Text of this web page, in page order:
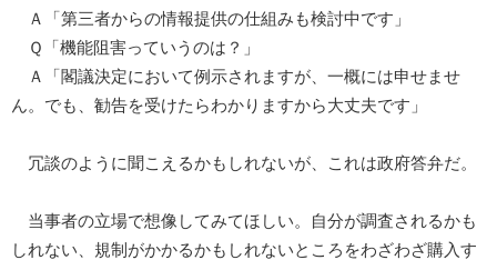
Ａ「第三者からの情報提供の仕組みも検討中です」
Ｑ「機能阻害っていうのは？」
Ａ「閣議決定において例示されますが、一概には申せませ
ん。でも、勧告を受けたらわかりますから大丈夫です」
冗談のように聞こえるかもしれないが、これは政府答弁だ。
当事者の立場で想像してみてほしい。自分が調査されるかも
しれない、規制がかかるかもしれないところをわざわざ購入す